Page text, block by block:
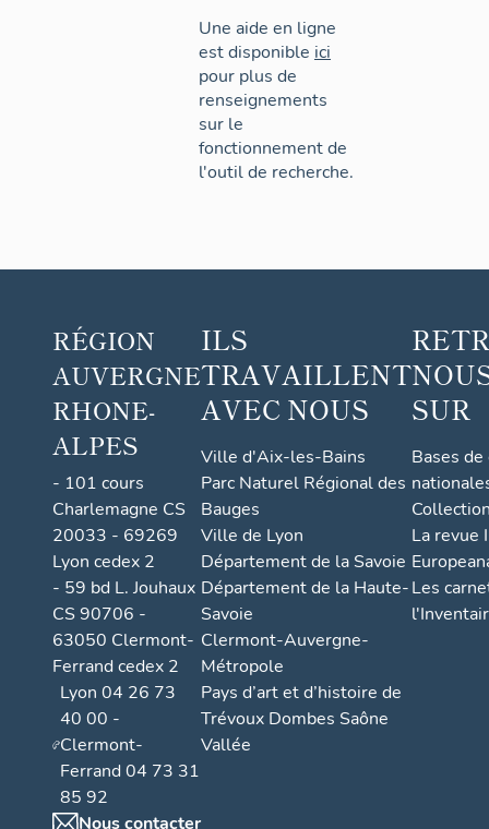
Une aide en ligne
est disponible ici
pour plus de
renseignements
sur le
fonctionnement de
l'outil de recherche.
RÉGION
AUVERGNE
RHONE-
ALPES
- 101 cours
Charlemagne CS
20033 - 69269
Lyon cedex 2
- 59 bd L. Jouhaux
CS 90706 -
63050 Clermont-
Ferrand cedex 2
Lyon 04 26 73
40 00 -
Clermont-
Ferrand 04 73 31
85 92
Nous contacter
ILS
TRAVAILLENT
AVEC NOUS
Ville d'Aix-les-Bains
Parc Naturel Régional des
Bauges
Ville de Lyon
Département de la Savoie
Département de la Haute-
Savoie
Clermont-Auvergne-
Métropole
Pays d’art et d’histoire de
Trévoux Dombes Saône
Vallée
SUR
Bases
La revue
Les